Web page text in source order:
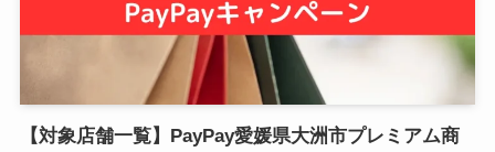
【対象店舗一覧】PayPay愛媛県大洲市プレミアム商